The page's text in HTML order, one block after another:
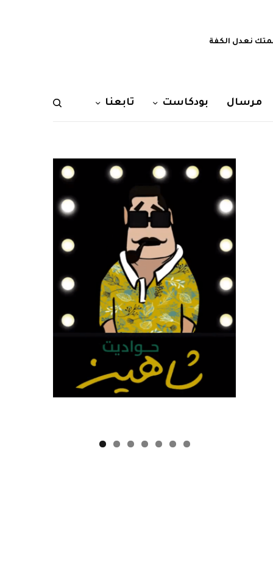
نعدل الكفة
مرسال بودكاست تابعنا